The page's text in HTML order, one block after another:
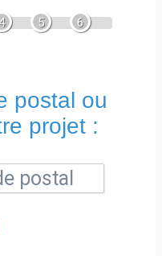
4 5 6
postal ou
projet :